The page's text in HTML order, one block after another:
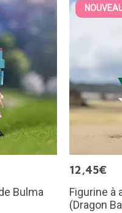
Bulma
12,45€
Figurine à
(Dragon